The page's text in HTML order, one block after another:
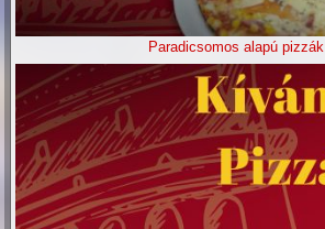
Paradicsomos alapú pizzák